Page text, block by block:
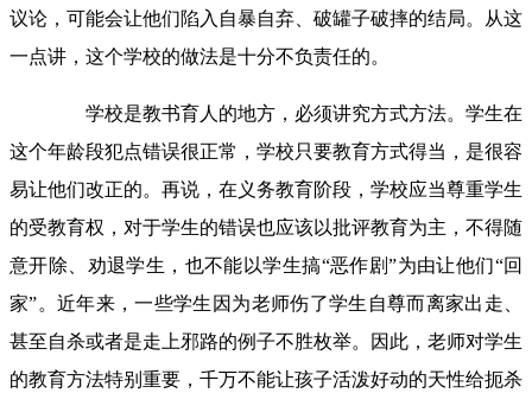
议论， 可能会让他们陷入 自暴自弃 、破罐子破摔的结局。从这
一点讲，这个学校的做法是十分不负责任的。
学校是教书育人的地方，必须讲究方式方法。 学生在
这个年龄段犯点错误很正常，学校只要教育方式得当，是很容
易让他们改正的。再说， 在义务教育阶段，学校应当尊重学生
的受教育权，对于学生的错误也应该以批评教育为主，不得随
意开除、劝退学生，也不能以学生搞“恶作剧”为由让他们“回
家”。近年来，一些学生因为老师伤了学生自尊而离家出走、
甚至自杀或者是走上邪路的例子不胜枚举。因此，老师对学生
的教育方法特别重要， 千万不能让孩子活泼好动的天性给扼杀